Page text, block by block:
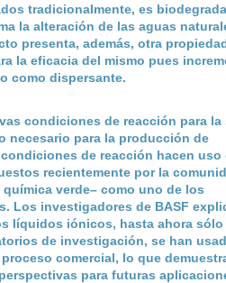
tradicionalmente, es
la alteración de las aguas
presenta, además, otra
la eficacia del mismo pues
como dispersante.
condiciones de reacción para la
necesario para la producción de
de reacción hacen uso
recientemente por la
verde– como uno de los
Los investigadores de BASF
líquidos iónicos, hasta ahora sólo
de investigación, se han
comercial, lo que
para futuras